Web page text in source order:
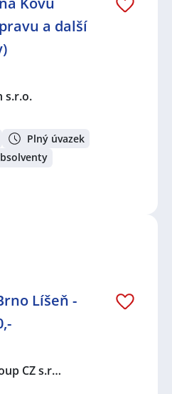
a další
s.r.o.
Plný úvazek
Líšeň -
CZ s.r…